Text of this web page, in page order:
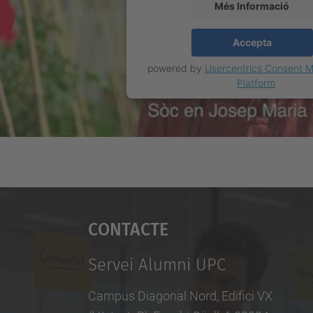
Més Informació
Accepta
powered by Usercentrics Consent
Platform
Contacte
Servei Alumni UPC
Campus Diagonal Nord, Edifici VX